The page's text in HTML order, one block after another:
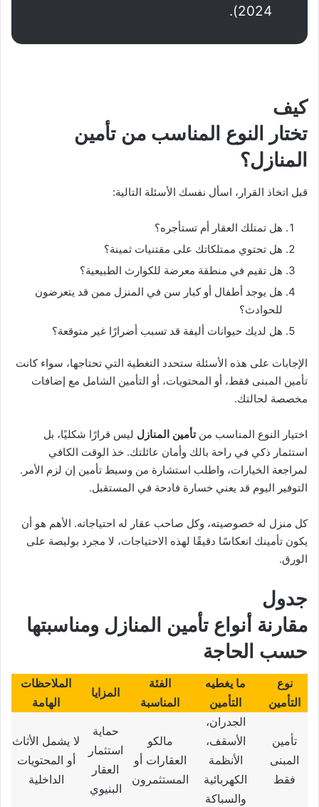
2024).
كيف
تختار النوع المناسب من تأمين
المنازل؟
قبل اتخاذ القرار، اسأل نفسك الأسئلة التالية:
هل تمتلك العقار أم تستأجره؟
هل تحتوي ممتلكاتك على مقتنيات ثمينة؟
هل تقيم في منطقة معرضة للكوارث الطبيعية؟
هل يوجد أطفال أو كبار سن في المنزل ممن قد يتعرضون
للحوادث؟
هل لديك حيوانات أليفة قد تسبب أضرارًا غير متوقعة؟
الإجابات على هذه الأسئلة ستحدد التغطية التي تحتاجها، سواء كانت
تأمين المبنى فقط، أو المحتويات، أو التأمين الشامل مع إضافات
مخصصة لحالتك.
اختيار النوع المناسب منتأمين المنازل ليس قرارًا شكليًا، بل
استثمار ذكي في راحة بالك وأمان عائلتك. خذ الوقت الكافي
لمراجعة الخيارات، واطلب استشارة من وسيط تأمين إن لزم الأمر.
التوفير اليوم قد يعني خسارة فادحة في المستقبل.
كل منزل له خصوصيته، وكل صاحب عقار له احتياجاته. الأهم هو أن
يكون تأمينك انعكاسًا دقيقًا لهذه الاحتياجات، لا مجرد بوليصة على
الورق.
جدول
مقارنة أنواع تأمين المنازل ومناسبتها
حسب الحاجة
نوع
التأمين
ما يغطيه
التأمين
الفئة
المناسبة
المزايا
الملاحظات
الهامة
تأمين
المبنى
فقط
الجدران،
الأسقف،
الأنظمة
الكهربائية
والسباكة
مالكو
العقارات أو
المستثمرون
حماية
استثمار
العقار
البنيوي
لا يشمل الأثاث
أو المحتويات
الداخلية